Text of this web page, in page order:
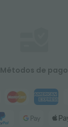
Métodos de pago